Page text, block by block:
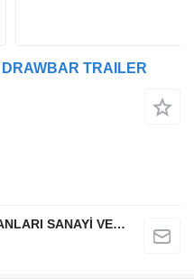
TRAILER
MS DORSE TREYLER VE EKİPMANLARI SANAYİ VE TİCARET LTD STİ